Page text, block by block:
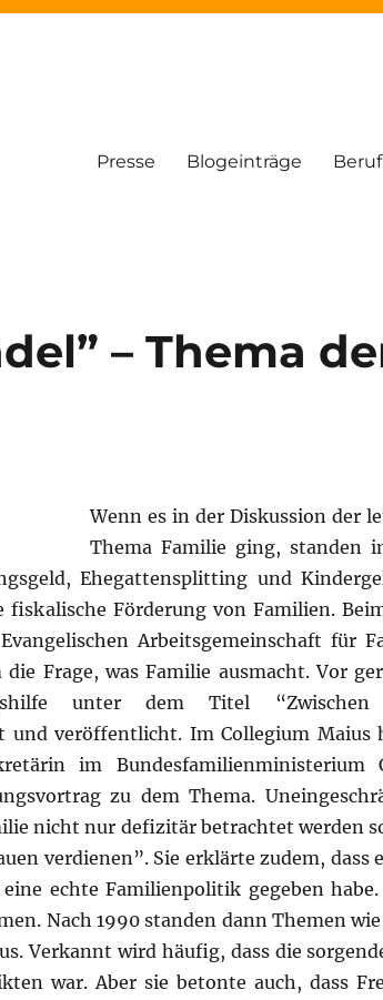
Presse Blogeinträge
– Thema
Wenn es in der Diskussion der
Thema Familie ging, standen
Ehegattensplitting und
fiskalische Förderung von Familien.
Arbeitsgemeinschaft für
Frage, was Familie ausmacht. Vor
unter dem Titel “Zwischen
und veröffentlicht. Im Collegium Maius
im Bundesfamilienministerium
zu dem Thema.
nicht nur defizitär betrachtet werden
verdienen”. Sie erklärte zudem, dass
echte Familienpolitik gegeben
Nach 1990 standen dann Themen
Verkannt wird häufig, dass die
war. Aber sie betonte auch, dass